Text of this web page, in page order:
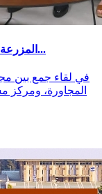
المزرعة ونس عميم تعلنان توسيع التعاون الإقليمي بعد...
في لقاء جمع بين
المجاورة، ومركز